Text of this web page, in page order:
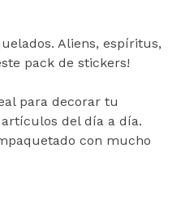
Aliens, espíritus,
pack de stickers!
para decorar tu
del día a día.
con mucho